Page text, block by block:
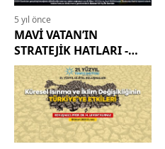
5 yıl önce
MAVİ VATAN’IN
STRATEJİK HATLARI -
‘‘Petrol-Doğal Gaz Boru
Hatları ve Demiryolu
Hatları’’